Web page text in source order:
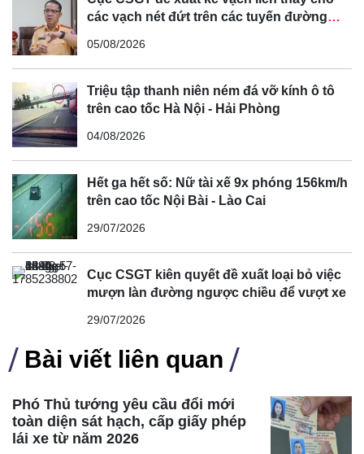
tế trong ngày sau khi nhận đủ hồ sơ hợp lệ.
Nếu đạt yêu cầu, cơ sở đăng kiểm sẽ cấp giấy chứng
nhận cải tạo đồng thời cấp giấy chứng nhận kiểm định,
Lưu ý: sau khi được cấp giấy chứng nhận cải tạo, chủ xe
phải thực hiện thủ tục cấp đổi chứng nhận đăng ký để
được kiểm định lần tiếp theo.
các vạch nét đứt trên các tuyến đường
05/08/2026
Triệu tập thanh niên ném đá vỡ kính ô tô
trên cao tốc Hà Nội - Hải Phòng
04/08/2026
Hết ga hết số: Nữ tài xế 9x phóng 156km/h
trên cao tốc Nội Bài - Lào Cai
29/07/2026
Cục CSGT kiên quyết đề xuất loại bỏ việc
mượn làn đường ngược chiều để vượt xe
29/07/2026
Bài viết liên quan
Phó Thủ tướng yêu cầu đổi mới
toàn diện sát hạch, cấp giấy phép
lái xe từ năm 2026